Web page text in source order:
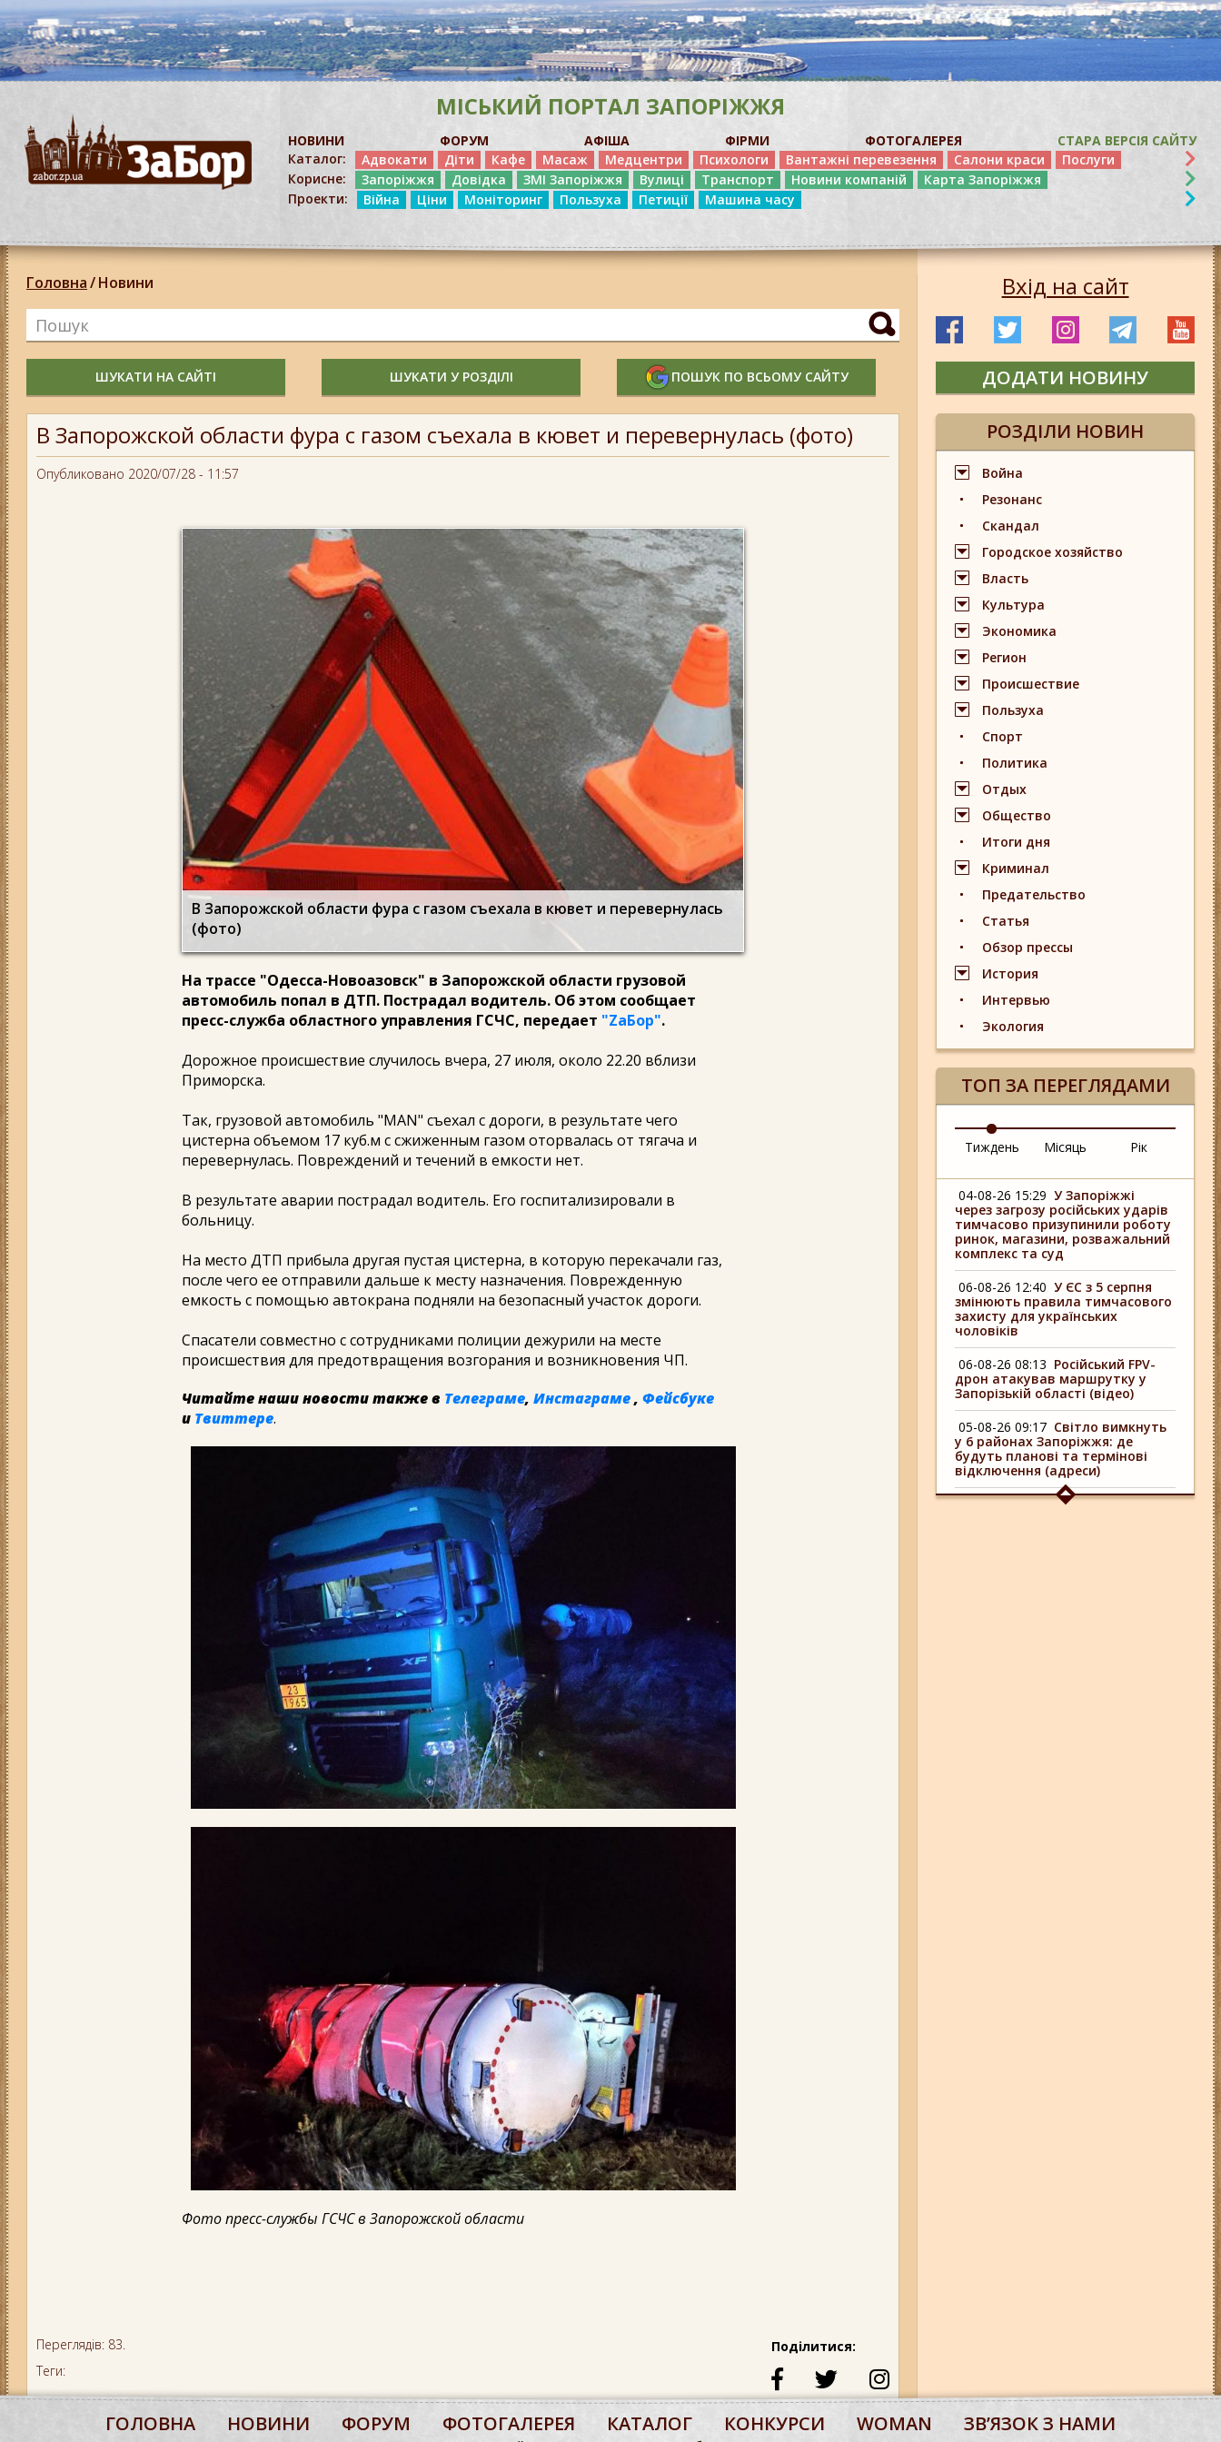
МІСЬКИЙ ПОРТАЛ ЗАПОРІЖЖЯ
НОВИНИ ФОРУМ АФІША ФІРМИ ФОТОГАЛЕРЕЯ
СТАРА ВЕРСІЯ САЙТУ
Каталог:
Адвокати Діти Кафе Масаж Медцентри Психологи Вантажні перевезення Салони краси
Послуги
Корисне:
Запоріжжя Довідка ЗМІ Запоріжжя Вулиці Транспорт Новини компаній
Карта Запоріжжя
Проекти:
Війна Ціни Моніторинг Пользуха Петиції Машина часу
Головна/Новини
ШУКАТИ НА САЙТІ ШУКАТИ У РОЗДІЛІ ПОШУК ПО ВСЬОМУ САЙТУ
В Запорожской области фура с газом съехала в кювет и перевернулась (фото)
Опубликовано 2020/07/28 - 11:57
В Запорожской области фура с газом съехала в кювет и перевернулась
(фото)
На трассе "Одесса-Новоазовск" в Запорожской области грузовой
автомобиль попал в ДТП. Пострадал водитель. Об этом сообщает
пресс-служба областного управления ГСЧС, передает "ZаБор".
Дорожное происшествие случилось вчера, 27 июля, около 22.20 вблизи
Приморска.
Так, грузовой автомобиль "MAN" съехал с дороги, в результате чего
цистерна объемом 17 куб.м с сжиженным газом оторвалась от тягача и
перевернулась. Повреждений и течений в емкости нет.
В результате аварии пострадал водитель. Его госпитализировали в
больницу.
На место ДТП прибыла другая пустая цистерна, в которую перекачали газ,
после чего ее отправили дальше к месту назначения. Поврежденную
емкость с помощью автокрана подняли на безопасный участок дороги.
Спасатели совместно с сотрудниками полиции дежурили на месте
происшествия для предотвращения возгорания и возникновения ЧП.
Читайте наши новости также в Телеграме, Инстаграме, Фейсбуке
и Твиттере.
Фото пресс-службы ГСЧС в Запорожской области
Переглядів: 83.
Теги:
Поділитися:
Вхід на сайт
ДОДАТИ НОВИНУ
РОЗДІЛИ НОВИН
Война
Резонанс
Скандал
Городское хозяйство
Власть
Культура
Экономика
Регион
Происшествие
Пользуха
Спорт
Политика
Отдых
Общество
Итоги дня
Криминал
Предательство
Статья
Обзор прессы
История
Интервью
Экология
ТОП ЗА ПЕРЕГЛЯДАМИ
Тиждень Місяць Рік
04-08-26 15:29 У Запоріжжі
через загрозу російських ударів
тимчасово призупинили роботу
ринок, магазини, розважальний
комплекс та суд
06-08-26 12:40 У ЄС з 5 серпня
змінюють правила тимчасового
захисту для українських
чоловіків
06-08-26 08:13 Російський FPV-
дрон атакував маршрутку у
Запорізькій області (відео)
05-08-26 09:17 Світло вимкнуть
у 6 районах Запоріжжя: де
будуть планові та термінові
відключення (адреси)
04-08-26 09:16 У 6 районах
ГОЛОВНА НОВИНИ ФОРУМ ФОТОГАЛЕРЕЯ КАТАЛОГ КОНКУРСИ WOMAN ЗВʼЯЗОК З НАМИ